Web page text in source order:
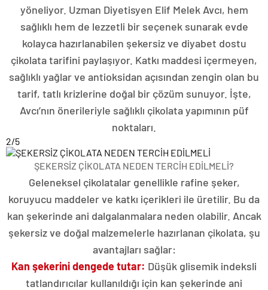
yöneliyor. Uzman Diyetisyen Elif Melek Avcı, hem
sağlıklı hem de lezzetli bir seçenek sunarak evde
kolayca hazırlanabilen şekersiz ve diyabet dostu
çikolata tarifini paylaşıyor. Katkı maddesi içermeyen,
sağlıklı yağlar ve antioksidan açısından zengin olan bu
tarif, tatlı krizlerine doğal bir çözüm sunuyor. İşte,
Avcı’nın önerileriyle sağlıklı çikolata yapımının püf
noktaları.
2/5
ŞEKERSİZ ÇİKOLATA NEDEN TERCİH EDİLMELİ?
Geleneksel çikolatalar genellikle rafine şeker,
koruyucu maddeler ve katkı içerikleri ile üretilir. Bu da
kan şekerinde ani dalgalanmalara neden olabilir. Ancak
şekersiz ve doğal malzemelerle hazırlanan çikolata, şu
avantajları sağlar:
Kan şekerini dengede tutar: Düşük glisemik indeksli
tatlandırıcılar kullanıldığı için kan şekerinde ani